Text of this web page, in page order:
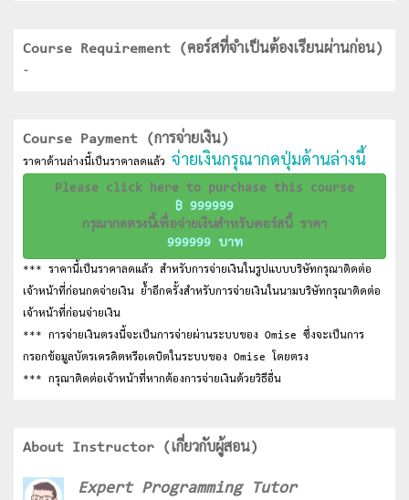
Course Requirement (คอร์สที่จำเป็นต้องเรียนผ่านก่อน)
-
Course Payment (การจ่ายเงิน)
ราคาด้านล่างนี้เป็นราคาลดแล้ว จ่ายเงินกรุณากดปุ่มด้านล่างนี้
Please click here to purchase this course
฿ 999999
กรุณากดตรงนี้เพื่อจ่ายเงินสำหรับคอร์สนี้ ราคา
999999 บาท
*** ราคานี้เป็นราคาลดแล้ว สำหรับการจ่ายเงินในรูปแบบบริษัทกรุณาติดต่อ
เจ้าหน้าที่ก่อนกดจ่ายเงิน ย้ำอีกครั้งสำหรับการจ่ายเงินในนามบริษัทกรุณาติดต่อ
เจ้าหน้าที่ก่อนจ่ายเงิน
*** การจ่ายเงินตรงนี้จะเป็นการจ่ายผ่านระบบของ Omise ซึ่งจะเป็นการ
กรอกข้อมูลบัตรเครดิตหรือเดบิตในระบบของ Omise โดยตรง
*** กรุณาติดต่อเจ้าหน้าที่หากต้องการจ่ายเงินด้วยวิธีอื่น
About Instructor (เกี่ยวกับผู้สอน)
Expert Programming Tutor